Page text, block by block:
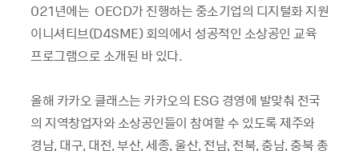
021년에는 OECD가 진행하는 중소기업의 디지털화 지원
이니셔티브(D4SME) 회의에서 성공적인 소상공인 교육
프로그램으로 소개된 바 있다.
올해 카카오 클래스는 카카오의 ESG 경영에 발맞춰 전국
의 지역창업자와 소상공인들이 참여할 수 있도록 제주와
경남, 대구, 대전, 부산, 세종, 울산, 전남, 전북, 충남, 충북 총